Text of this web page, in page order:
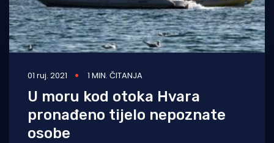
01 ruj. 2021 1 MIN. ČITANJA
U moru kod otoka Hvara
pronađeno tijelo nepoznate
osobe